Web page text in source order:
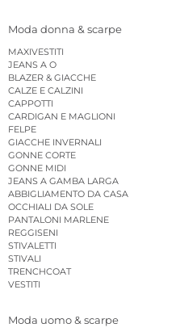
Moda donna & scarpe
MAXIVESTITI
JEANS A O
BLAZER & GIACCHE
CALZE E CALZINI
CAPPOTTI
CARDIGAN E MAGLIONI
FELPE
GIACCHE INVERNALI
GONNE CORTE
GONNE MIDI
JEANS A GAMBA LARGA
ABBIGLIAMENTO DA CASA
OCCHIALI DA SOLE
PANTALONI MARLENE
REGGISENI
STIVALETTI
STIVALI
TRENCHCOAT
VESTITI
Moda uomo & scarpe